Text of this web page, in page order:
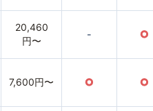
20,460
円〜
- ○
7,600円〜 ○ ○